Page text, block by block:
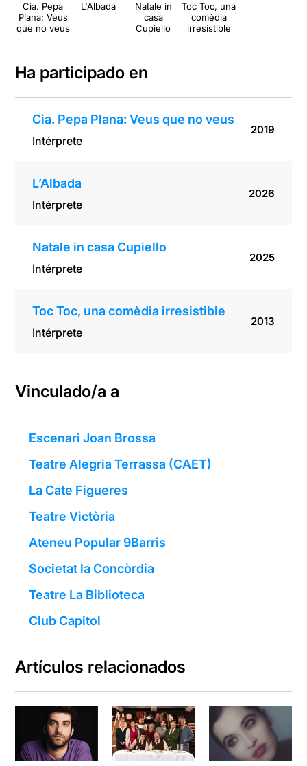
Cia. Pepa
Plana: Veus
que no veus
L'Albada
Natale in
casa
Cupiello
Toc Toc, una
comèdia
irresistible
Ha participado en
Cia. Pepa Plana: Veus que no veus
Intérprete
2019
L’Albada
Intérprete
2026
Natale in casa Cupiello
Intérprete
2025
Toc Toc, una comèdia irresistible
Intérprete
2013
Vinculado/a a
Escenari Joan Brossa
Teatre Alegria Terrassa (CAET)
La Cate Figueres
Teatre Victòria
Ateneu Popular 9Barris
Societat la Concòrdia
Teatre La Biblioteca
Club Capitol
Artículos relacionados